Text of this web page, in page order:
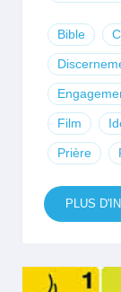
Bible
Film
Prière
PLUS